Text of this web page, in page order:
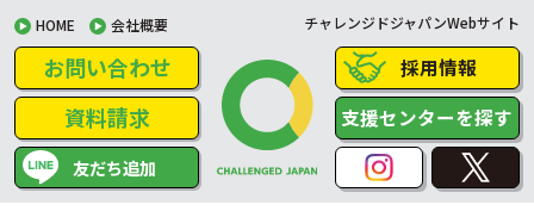
HOME 会社概要 チャレンジドジャパンWebサイト
お問い合わせ
資料請求
友だち追加
採用情報
支援センターを探す